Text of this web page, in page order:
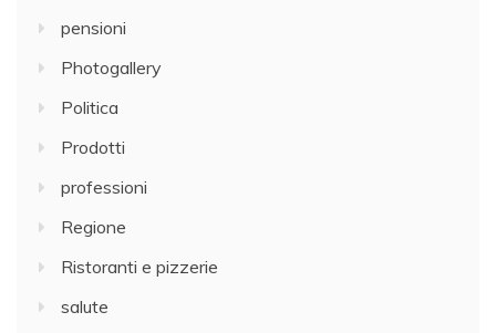
pensioni
Photogallery
Politica
Prodotti
professioni
Regione
Ristoranti e pizzerie
salute